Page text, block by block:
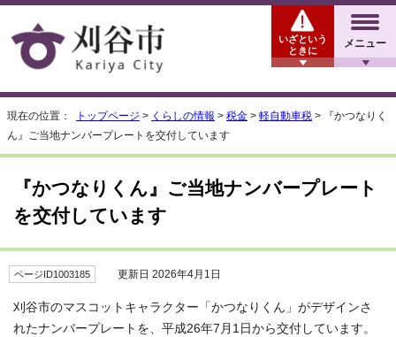
メニュー
いざという
ときに
現在の位置： トップページ > くらしの情報 > 税金 > 軽自動車税 > 『かつなりく
ん』ご当地ナンバープレートを交付しています
『かつなりくん』ご当地ナンバープレート
を交付しています
ページID1003185 更新日 2026年4月1日
刈谷市のマスコットキャラクター「かつなりくん」がデザインさ
れたナンバープレートを、平成26年7月1日から交付しています。